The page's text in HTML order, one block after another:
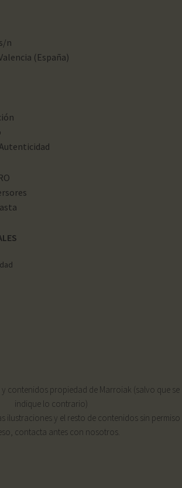
n
(España)
contenidos propiedad de Marroiak (salvo que se
indique lo contrario)
ilustraciones y el resto de contenidos sin permiso
contacta antes con nosotros.